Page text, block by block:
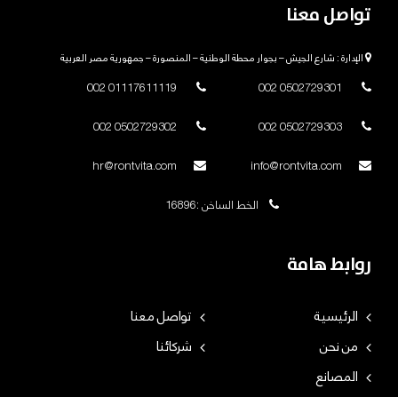
تواصل معنا
الإدارة : شارع الجيش – بجوار محطة الوطنية – المنصورة – جمهورية مصر العربية
الخط الساخن :16896
روابط هامة
الرئيسية
تواصل معنا
من نحن
شركائنا
المصانع